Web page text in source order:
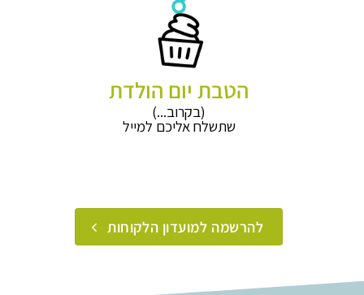
הטבת יום הולדת
(בקרוב...)
שתשלח אליכם למייל
להרשמה למועדון הלקוחות